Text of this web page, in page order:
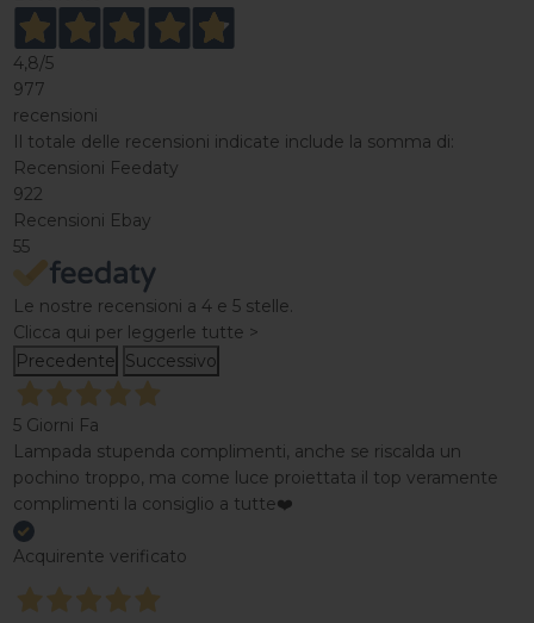
4,8/5
977
recensioni
Il totale delle recensioni indicate include la somma di:
Recensioni Feedaty
922
Recensioni Ebay
55
Le nostre recensioni a 4 e 5 stelle.
Clicca qui per leggerle tutte >
Precedente Successivo
5 Giorni Fa
Lampada stupenda complimenti, anche se riscalda un
pochino troppo, ma come luce proiettata il top veramente
complimenti la consiglio a tutte❤️
Acquirente verificato